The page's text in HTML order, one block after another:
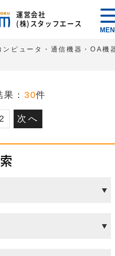
運営会社
(株)スタッフエース
ピュータ・通信機器・OA機
： 30件
2 次へ